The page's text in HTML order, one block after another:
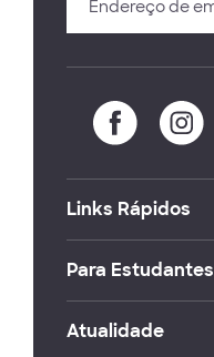
Links Rápidos
Para Estudantes
Atualidade